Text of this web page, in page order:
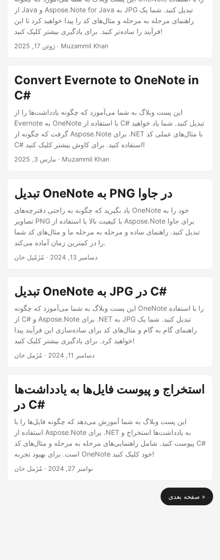
از Java و Aspose.Note for Java به JPG تبدیل کنید. شما یک
راهنمای مرحله به مرحله و مثال‌های کد را پیدا خواهید کرد تا این
فرآیند را ساده‌تر کنید. برای یادگیری بیشتر کلیک کنید!
ژوئن 17, 2025 · Muzammil Khan
Convert Evernote to OneNote in
C#
این پست وبلاگ به شما می‌آموزد که چگونه یادداشت‌ها را از
Evernote به OneNote با استفاده از C# تبدیل کنید. شما یاد خواهید
گرفت که چگونه از Aspose.Note برای .NET با مثال‌های عملی کد
C# استفاده کنید. برای کاوش بیشتر کلیک کنید!
مارس 3, 2025 · Muzammil Khan
تبدیل OneNote به PNG در جاوا
یاد بگیرید که چگونه به راحتی دفترچه‌های OneNote خود را به
تصاویر PNG با کیفیت بالا با استفاده از Aspose.Note برای جاوا
تبدیل کنید. راهنمای ساده و مرحله به مرحله ما و مثال‌های کد شما
را در کمترین زمان آماده می‌کند.
دسامبر 13, 2024 · مُزَمّیل خان
تبدیل OneNote به JPG در C#
این پست وبلاگ به شما می‌آموزد که چگونه OneNote را با استفاده
از C# و Aspose.Note برای .NET به JPG تبدیل کنید. شما یک
راهنمای گام به گام و مثال‌های کد برای ساده‌سازی این فرآیند پیدا
خواهید کرد. برای یادگیری بیشتر کلیک کنید!
دسامبر 11, 2024 · مُزَمل خان
استخراج و پیوست فایل‌ها به یادداشت‌ها
در C#
این پست وبلاگ به شما آموزش می‌دهد که چگونه فایل‌ها را با
استفاده از Aspose.Note برای .NET به یادداشت‌ها استخراج و
پیوست کنید. شامل راهنمایی‌های مرحله به مرحله و مثال‌های کد C#
است. برای بهبود تجربه OneNote خود کلیک کنید!
نوامبر 27, 2024 · مُزَمل خان
صفحه بعدی »